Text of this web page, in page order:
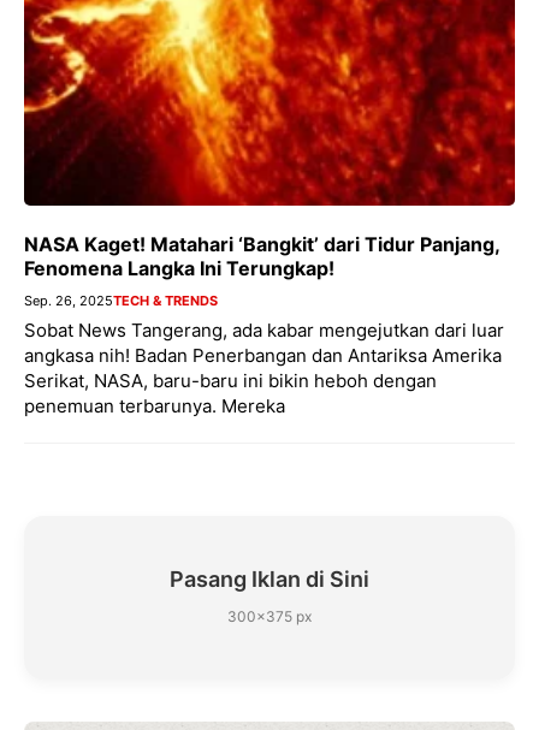
NASA Kaget! Matahari ‘Bangkit’ dari Tidur Panjang,
Fenomena Langka Ini Terungkap!
Sep. 26, 2025TECH & TRENDS
Sobat News Tangerang, ada kabar mengejutkan dari luar
angkasa nih! Badan Penerbangan dan Antariksa Amerika
Serikat, NASA, baru-baru ini bikin heboh dengan
penemuan terbarunya. Mereka
Pasang Iklan di Sini
300×375 px